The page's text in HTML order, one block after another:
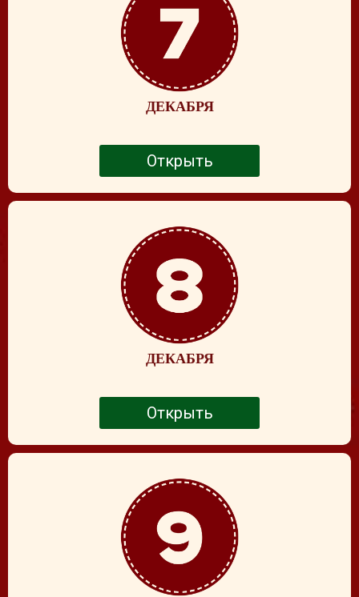
ДЕКАБРЯ
Открыть
ДЕКАБРЯ
Открыть